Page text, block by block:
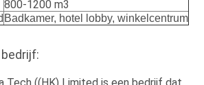
800-1200 m3
Badkamer, hotel lobby, winkelcentrum